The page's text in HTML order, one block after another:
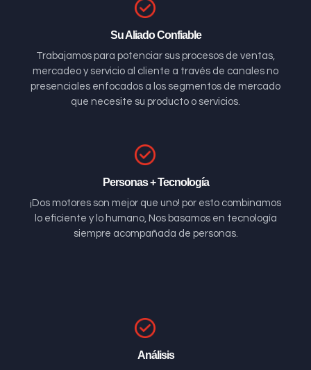
Su Aliado Confiable
Trabajamos para potenciar sus procesos de ventas,
mercadeo y servicio al cliente a través de canales no
presenciales enfocados a los segmentos de mercado
que necesite su producto o servicios.
Personas + Tecnología
¡Dos motores son mejor que uno! por esto combinamos
lo eficiente y lo humano, Nos basamos en tecnología
siempre acompañada de personas.
Análisis